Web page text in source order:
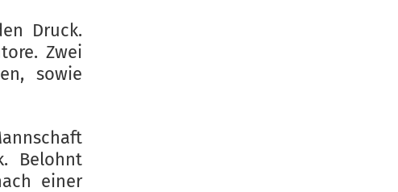
Druck.
Zwei
sowie
Belohnt
einer